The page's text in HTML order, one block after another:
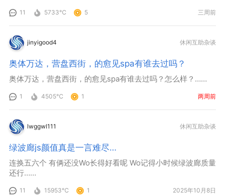
11 5733℃ 5 三周前
jinyigood4 休闲互助杂谈
奥体万达，营盘西街，的愈见spa有谁去过吗？
奥体万达，营盘西街，的愈见spa有谁去过吗？怎么样？……
1 4505℃ 1 两周前
lwggwl111 休闲互助杂谈
绿波廊js颜值真是一言难尽…
连换五六个 有俩还没Wo长得好看呢 Wo记得小时候绿波廊质量
还行……
11 15953℃ 1 2025年10月8日